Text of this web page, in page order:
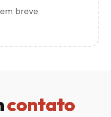
breve
contato